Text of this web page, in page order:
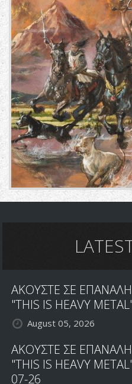
ΑΚΟΥΣΤΕ ΣΕ
"THIS IS HEAVY
August 05, 2026
ΑΚΟΥΣΤΕ ΣΕ
"THIS IS HEAVY
07-26